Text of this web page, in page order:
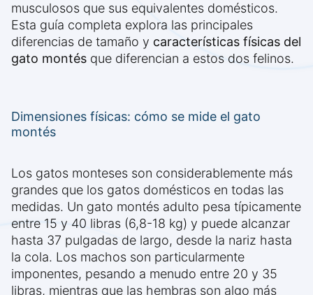
musculosos que sus equivalentes domésticos.
Esta guía completa explora las principales
diferencias de tamaño y características físicas del
gato montés que diferencian a estos dos felinos.
Dimensiones físicas: cómo se mide el gato
montés
Los gatos monteses son considerablemente más
grandes que los gatos domésticos en todas las
medidas. Un gato montés adulto pesa típicamente
entre 15 y 40 libras (6,8-18 kg) y puede alcanzar
hasta 37 pulgadas de largo, desde la nariz hasta
la cola. Los machos son particularmente
imponentes, pesando a menudo entre 20 y 35
libras, mientras que las hembras son algo más